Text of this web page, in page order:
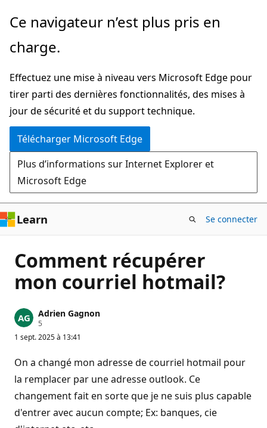
Passer
directement
au
principal
Ce navigateur n’est plus pris en
charge.
Effectuez une mise à niveau vers Microsoft Edge pour
tirer parti des dernières fonctionnalités, des mises à
jour de sécurité et du support technique.
Télécharger Microsoft Edge
Plus d’informations sur Internet Explorer et
Microsoft Edge
Learn Se connecter
Comment récupérer
mon courriel hotmail?
Adrien Gagnon
5
i
t
s
d
e
r
p
1 sept. 2025 à 13:41
On a changé mon adresse de courriel hotmail pour
la remplacer par une adresse outlook. Ce
changement fait en sorte que je ne suis plus capable
d'entrer avec aucun compte; Ex: banques, cie